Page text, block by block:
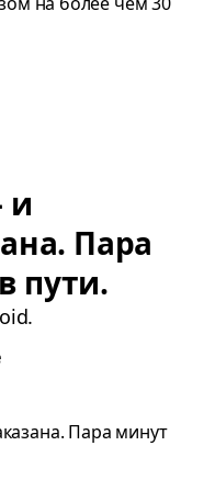
и
Пара
пути.